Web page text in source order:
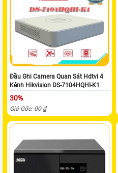
Đầu Ghi Camera Quan Sát Hdtvi 4
Kênh Hikvision DS-7104HQHI-K1
30%
Giá Gốc: 00 ₫